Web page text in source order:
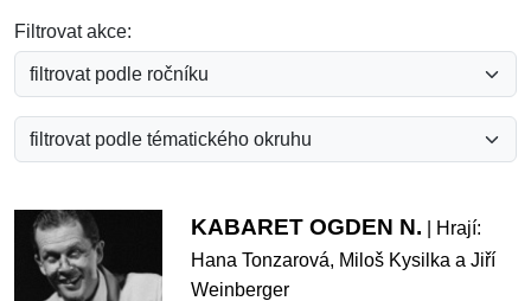
Filtrovat akce:
KABARET OGDEN N. | Hrají:
Hana Tonzarová, Miloš Kysilka a Jiří
Weinberger